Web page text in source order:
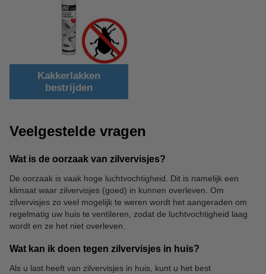
Kakkerlakken
bestrijden
Veelgestelde vragen
Wat is de oorzaak van zilvervisjes?
De oorzaak is vaak hoge luchtvochtigheid. Dit is namelijk een
klimaat waar zilvervisjes (goed) in kunnen overleven. Om
zilvervisjes zo veel mogelijk te weren wordt het aangeraden om
regelmatig uw huis te ventileren, zodat de luchtvochtigheid laag
wordt en ze het niet overleven.
Wat kan ik doen tegen zilvervisjes in huis?
Als u last heeft van zilvervisjes in huis, kunt u het best